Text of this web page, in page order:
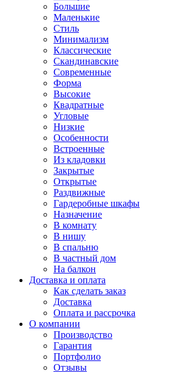
Большие
Маленькие
Стиль
Минимализм
Классические
Скандинавские
Современные
Форма
Высокие
Квадратные
Угловые
Низкие
Особенности
Встроенные
Из кладовки
Закрытые
Открытые
Раздвижные
Гардеробные шкафы
Назначение
В комнату
В нишу
В спальню
В частный дом
На балкон
Доставка и оплата
Как сделать заказ
Доставка
Оплата и рассрочка
О компании
Производство
Гарантия
Портфолио
Отзывы